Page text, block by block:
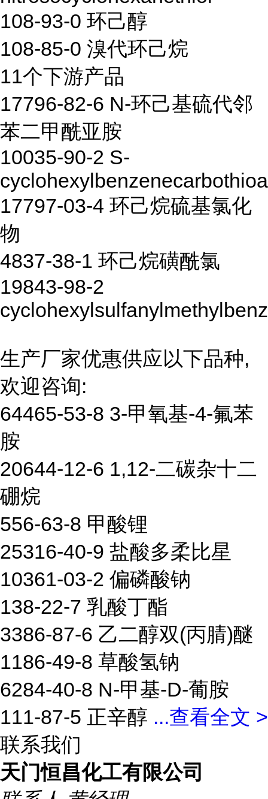
108-93-0 环己醇
108-85-0 溴代环己烷
11个下游产品
17796-82-6 N-环己基硫代邻
苯二甲酰亚胺
10035-90-2 S-
17797-03-4 环己烷硫基氯化
物
4837-38-1 环己烷磺酰氯
19843-98-2
生产厂家优惠供应以下品种,
欢迎咨询:
64465-53-8 3-甲氧基-4-氟苯
胺
20644-12-6 1,12-二碳杂十二
硼烷
556-63-8 甲酸锂
25316-40-9 盐酸多柔比星
10361-03-2 偏磷酸钠
138-22-7 乳酸丁酯
3386-87-6 乙二醇双(丙腈)醚
1186-49-8 草酸氢钠
6284-40-8 N-甲基-D-葡胺
111-87-5 正辛醇 ...查看全文 >
联系我们
天门恒昌化工有限公司